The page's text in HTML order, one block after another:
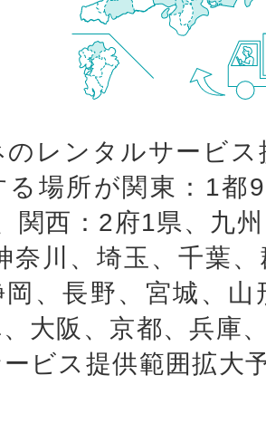
のレンタルサービ
る場所が関東：1都
関西：2府1県、九
奈川、埼玉、千葉
岡、長野、宮城、
大阪、京都、兵庫
ビス提供範囲拡大